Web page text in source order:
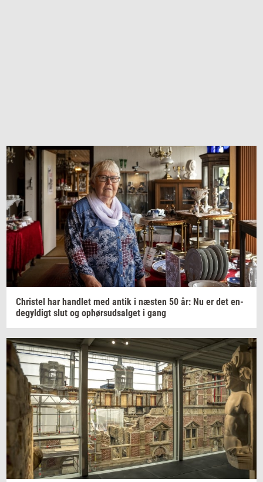
Chri­stel har hand­let med antik i næ­sten 50 år: Nu er det en­
de­gyl­digt slut og op­hør­s­ud­sal­get i gang